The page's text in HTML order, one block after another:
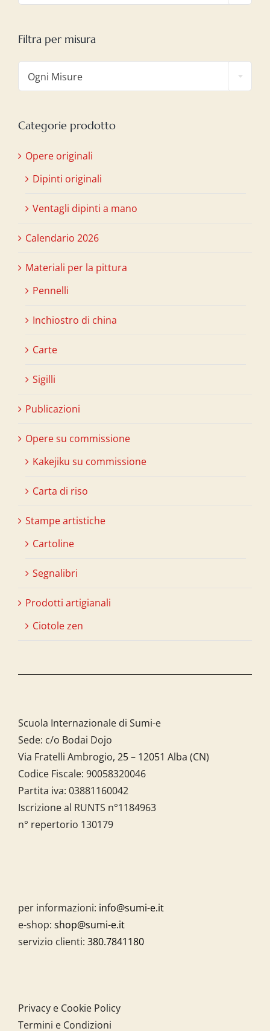
Filtra per misura
Ogni Misure
Categorie prodotto
Opere originali
Dipinti originali
Ventagli dipinti a mano
Calendario 2026
Materiali per la pittura
Pennelli
Inchiostro di china
Carte
Sigilli
Publicazioni
Opere su commissione
Kakejiku su commissione
Carta di riso
Stampe artistiche
Cartoline
Segnalibri
Prodotti artigianali
Ciotole zen
Scuola Internazionale di Sumi-e
Sede: c/o Bodai Dojo
Via Fratelli Ambrogio, 25 – 12051 Alba (CN)
Codice Fiscale: 90058320046
Partita iva: 03881160042
Iscrizione al RUNTS n°1184963
n° repertorio 130179
per informazioni: info@sumi-e.it
e-shop: shop@sumi-e.it
servizio clienti: 380.7841180
Privacy e Cookie Policy
Termini e Condizioni